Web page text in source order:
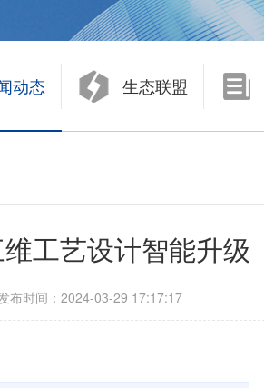
的结构化工艺协同平台 KMCAPP CLOUD
企业的制造运营管理系统 KMMOM CLOUD
动态 生态联盟
工艺设计智能升级
布时间： 2024-03-29 17:17:17